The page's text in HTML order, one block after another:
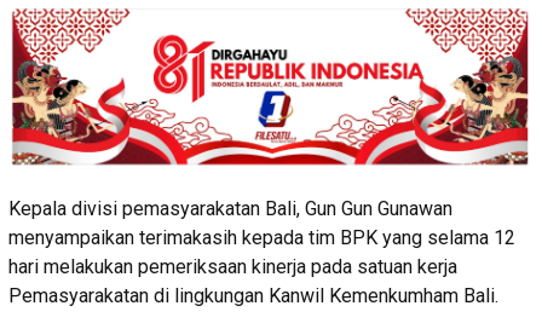
Kepala divisi pemasyarakatan Bali, Gun Gun Gunawan
menyampaikan terimakasih kepada tim BPK yang selama 12
hari melakukan pemeriksaan kinerja pada satuan kerja
Pemasyarakatan di lingkungan Kanwil Kemenkumham Bali.